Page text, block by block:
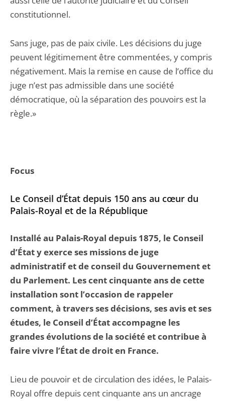
constitutionnel.
Sans juge, pas de paix civile. Les décisions du juge
peuvent légitimement être commentées, y compris
négativement. Mais la remise en cause de l’office du
juge n’est pas admissible dans une société
démocratique, où la séparation des pouvoirs est la
règle.»
Focus
Le Conseil d’État depuis 150 ans au cœur du
Palais-Royal et de la République
Installé au Palais-Royal depuis 1875, le Conseil
d’État y exerce ses missions de juge
administratif et de conseil du Gouvernement et
du Parlement. Les cent cinquante ans de cette
installation sont l’occasion de rappeler
comment, à travers ses décisions, ses avis et ses
études, le Conseil d’État accompagne les
grandes évolutions de la société et contribue à
faire vivre l’État de droit en France.
Lieu de pouvoir et de circulation des idées, le Palais-
Royal offre depuis cent cinquante ans un ancrage